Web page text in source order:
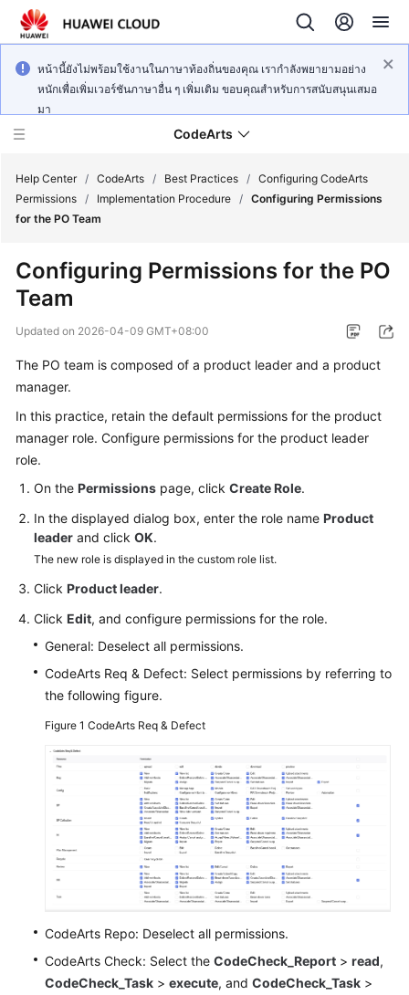
หน้านี้ยังไม่พร้อมใช้งานในภาษาท้องถิ่นของคุณ เรากำลังพยายามอย่าง
หนักเพื่อเพิ่มเวอร์ชันภาษาอื่น ๆ เพิ่มเติม ขอบคุณสำหรับการสนับสนุนเสมอ
มา
CodeArts
Billing
Getting
Started
Guide
Best
Practices
API
Reference
FAQs
More
Documents
General
Reference
Glossary
Shared
Level
Agreement
Help Center / CodeArts / Best Practices / Configuring CodeArts
Permissions / Implementation Procedure / Configuring Permissions
for the PO Team
Configuring Permissions for the PO
Team
Updated on 2026-04-09 GMT+08:00
The PO team is composed of a product leader and a product
manager.
In this practice, retain the default permissions for the product
manager role. Configure permissions for the product leader
role.
On the Permissions page, click Create Role.
In the displayed dialog box, enter the role name Product
leader and click OK.
The new role is displayed in the custom role list.
Click Product leader.
Click Edit, and configure permissions for the role.
General: Deselect all permissions.
CodeArts Req & Defect: Select permissions by referring to
the following figure.
Figure 1 CodeArts Req & Defect
CodeArts Repo: Deselect all permissions.
CodeArts Check: Select the CodeCheck_Report > read,
CodeCheck_Task > execute, and CodeCheck_Task >